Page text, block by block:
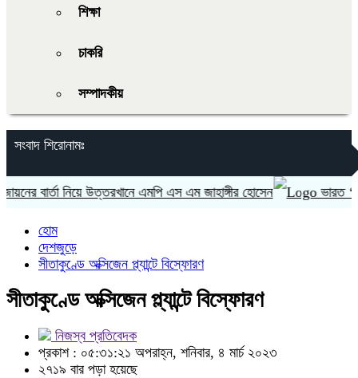
শিক্ষা
চাকরি
সম্পাদকীয়
সংবাদ শিরোনামঃ
বার্তা নিয়ে উত্তরখানে এমপি এস এম জাহাঙ্গীর হোসেন ভারত
হোম
দেশজুড়ে
সীতাকুণ্ডে অক্সিজেন প্ল্যান্টে বিস্ফোরণ
সীতাকুণ্ডে অক্সিজেন প্ল্যান্টে বিস্ফোরণ
নিজস্ব প্রতিবেদক
প্রকাশ : ০৫:৩১:২১ অপরাহ্ন, শনিবার, ৪ মার্চ ২০২৩
২৭১৯ বার পড়া হয়েছে